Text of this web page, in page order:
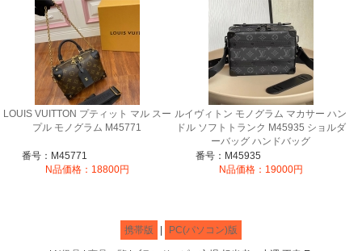
LOUIS VUITTON プティット マル スー
プル モノグラム M45771
番号：M45771
N品価格：18800円
ルイヴィトン モノグラム マカサー ハン
ドル ソフトトランク M45935 ショルダ
ーバッグ ハンドバッグ
番号：M45935
N品価格：19000円
携帯版 PC(パソコン)版